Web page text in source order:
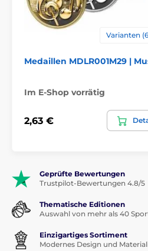
Varianten
Medaillen MDLR001M29 |
Im E-Shop vorrätig
2,63 €
Geprüfte Bewertungen
Trustpilot-Bewertungen 4.8/5
Thematische Editionen
Auswahl von mehr als 40
Einzigartiges Sortiment
Modernes Design und